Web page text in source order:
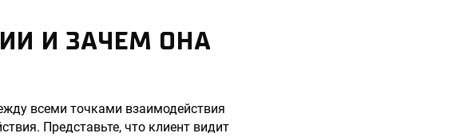
И ЗАЧЕМ ОНА
всеми точками взаимодействия
Представьте, что клиент видит